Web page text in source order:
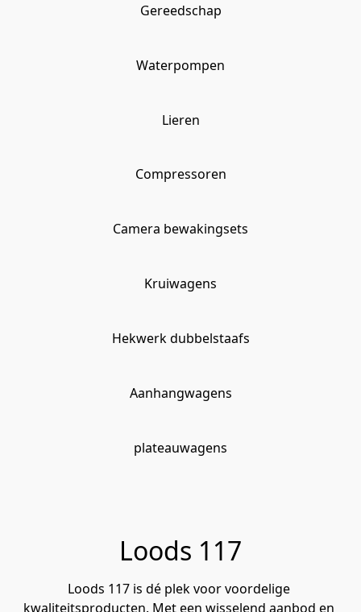
Gereedschap
Waterpompen
Lieren
Compressoren
Camera bewakingsets
Kruiwagens
Hekwerk dubbelstaafs
Aanhangwagens
plateauwagens
Loods 117
Loods 117 is dé plek voor voordelige
kwaliteitsproducten. Met een wisselend aanbod en